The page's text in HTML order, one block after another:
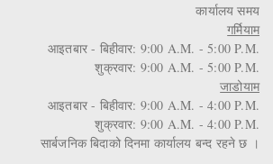
कार्यालय समय
गर्मियाम
आइतबार - बिहीवार: 9:00 A.M. - 5:00 P.M.
शुक्रवार: 9:00 A.M. - 5:00 P.M.
जाडोयाम
आइतबार - बिहीवार: 9:00 A.M. - 4:00 P.M.
शुक्रवार: 9:00 A.M. - 4:00 P.M.
सार्बजनिक बिदाको दिनमा कार्यालय बन्द रहने छ ।